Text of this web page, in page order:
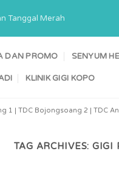
Tanggal Merah
DAN PROMO SENYUM
KLINIK GIGI KOPO
1 | TDC Bojongsoang 2 | TDC
TAG ARCHIVES: GIGI